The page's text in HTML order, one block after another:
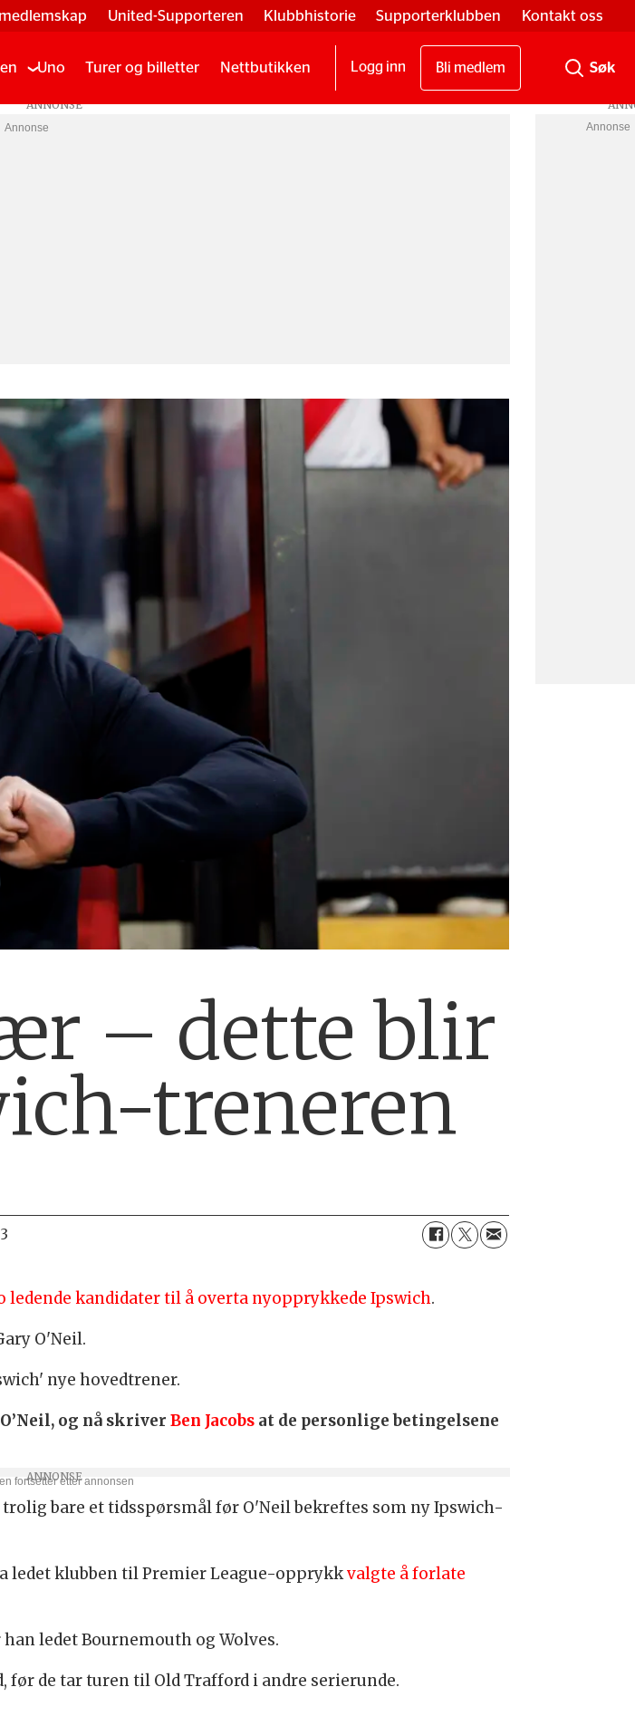
United-Supporteren Klubbhistorie Supporterklubben Kontakt oss
Uno Turer og billetter Nettbutikken Logg inn Bli medlem
Annonse
– dette blir
treneren
ledende kandidater til å overta nyopprykkede Ipswich.
O'Neil.
nye hovedtrener.
O’Neil, og nå skriverBen Jacobs at de personlige betingelsene
bare et tidsspørsmål før O'Neil bekreftes som ny Ipswich-
ledet klubben til Premier League-opprykkvalgte å forlate
ledet Bournemouth og Wolves.
de tar turen til Old Trafford i andre serierunde.
Annonse